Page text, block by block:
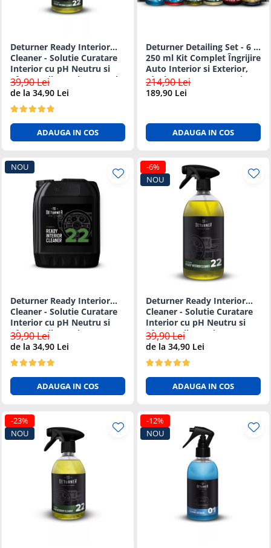
Suport Auto Telefon
Parasolare si jaluzele
Suporturi bauturi
Cosmetica si Detailing Auto
Interior
Solutii Curatare Interior
Suprafete Plastic Interior
Accesorii Detailing
Exterior
Jante si Anvelope
Polish Auto si Corectie Vopsea
Pre-spalare si Spuma Auto
Protectie Vopsea
Reconditionare Faruri
Sticla Auto
Suprafete Plastic Exterior
Tratament Hidrofob
Electrice si Electronice Auto
Aspiratoare Auto
Carduri si Stick-uri de Memorie
Incarcatoare Auto
Modulatoare FM si MP3 auto
Accesorii biciclete
Accesorii pentru biciclete
Intretinere biciclete
Iluminare Auto
Deturner Ready Interior
Cleaner - Solutie Curatare
Interior cu pH Neutru si
Efect Antibacterian 250ml
39,90 Lei
de la 34,90 Lei
ADAUGA IN COS
Deturner Detailing Set - 6 ×
250 ml Kit Complet Îngrijire
Auto Interior si Exterior,
Ideal pentru Incepatori sau
Cadou
214,90 Lei
189,90 Lei
ADAUGA IN COS
NOU
Deturner Ready Interior
Cleaner - Solutie Curatare
Interior cu pH Neutru si
39,90 Lei
de la 34,90 Lei
ADAUGA IN COS
-6%
NOU
Deturner Ready Interior
Cleaner - Solutie Curatare
Interior cu pH Neutru si
Efect Antibacterian - 1L
39,90 Lei
de la 34,90 Lei
ADAUGA IN COS
-23%
NOU
-12%
NOU